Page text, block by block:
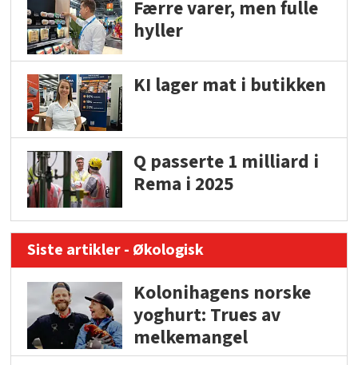
Færre varer, men fulle
hyller
KI lager mat i butikken
Q passerte 1 milliard i
Rema i 2025
Siste artikler - Økologisk
Kolonihagens norske
yoghurt: Trues av
melkemangel